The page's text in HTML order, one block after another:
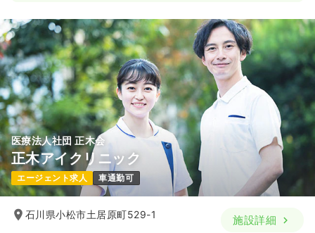
医療法人社団 正木会
正木アイクリニック
エージェント求人 車通勤可
石川県小松市土居原町529-1 施設詳細